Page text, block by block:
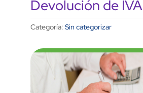
Devolución de IVA
Categoría: Sin categorizar